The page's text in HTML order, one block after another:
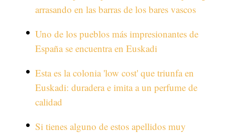
arrasando en las barras de los bares vascos
Uno de los pueblos más impresionantes de
España se encuentra en Euskadi
Esta es la colonia 'low cost' que triunfa en
Euskadi: duradera e imita a un perfume de
calidad
Si tienes alguno de estos apellidos muy